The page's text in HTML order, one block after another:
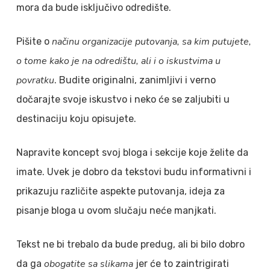
mora da bude isključivo odredište.
Pišite o načinu organizacije putovanja, sa kim putujete,
o tome kako je na odredištu, ali i o iskustvima u
povratku. Budite originalni, zanimljivi i verno
dočarajte svoje iskustvo i neko će se zaljubiti u
destinaciju koju opisujete.
Napravite koncept svoj bloga i sekcije koje želite da
imate. Uvek je dobro da tekstovi budu informativni i
prikazuju različite aspekte putovanja, ideja za
pisanje bloga u ovom slučaju neće manjkati.
Tekst ne bi trebalo da bude predug, ali bi bilo dobro
da ga obogatite sa slikamajer će to zaintrigirati